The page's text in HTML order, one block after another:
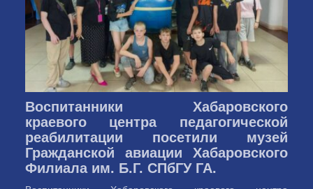
Воспитанники Хабаровского
краевого центра педагогической
реабилитации посетили музей
Гражданской авиации Хабаровского
Филиала им. Б.Г. СПбГУ ГА.